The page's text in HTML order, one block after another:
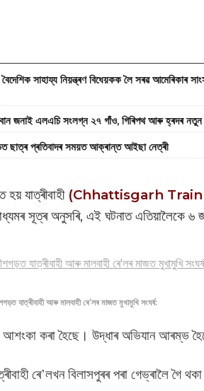
নিয়ন্ত্ৰণ বিধেয়কক লৈ সৰৱ আমেৰিকাৰ সাংসদ,
এলএচি সংলগ্ন ২৭ গাঁও, গিৰিপথ আৰু হ্ৰদৰ নতুন
ছাত্ৰ প্ৰতিবাদৰ সময়ত আক্ৰান্ত আইছা নেত্ৰী
যাত্ৰীবাহী (Chhattisgarh
সূত্ৰ অনুসৰি, এই ঘটনাত এতিয়ালৈকে
যাত্ৰীবাহী আৰু মালবাহী ৰে’লৰ মাজত মুখামুখি সংঘৰ্ষ:
কৰা হৈছে। উদ্ধাৰ অভিযান আৰম্ভ
ৰে’লখন বিলাসপুৰৰ পৰা গেভ্ৰালৈ গৈ